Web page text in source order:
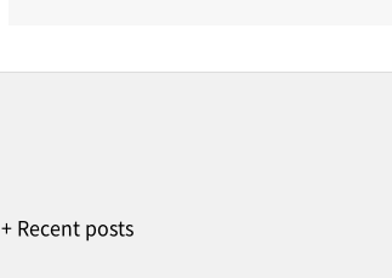
+ Recent posts